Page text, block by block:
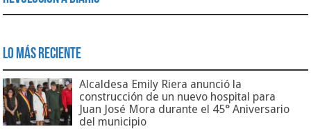
Lo Más Reciente
Alcaldesa Emily Riera anunció la
construcción de un nuevo hospital para
Juan José Mora durante el 45° Aniversario
del municipio